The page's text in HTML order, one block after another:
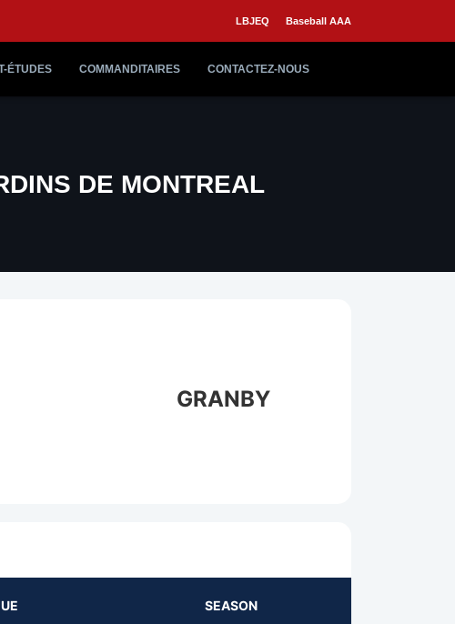
LBJEQ Baseball AAA
ÉTUDES COMMANDITAIRES CONTACTEZ-NOUS
DE MONTREAL
GRANBY
SEASON